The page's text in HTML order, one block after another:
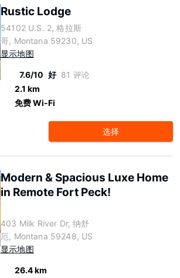
Rustic Lodge
54102 U.S. 2, 格拉斯
哥, Montana 59230, US
显示地图
7.6/10 好 81 评论
2.1 km
免费 Wi-Fi
选择
Modern & Spacious Luxe Home
in Remote Fort Peck!
403 Milk River Dr, 纳舒
厄, Montana 59248, US
显示地图
26.4 km